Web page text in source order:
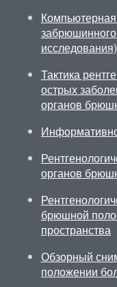
исследования)
Тактика
острых
органов
органов
брюшной
пространства
Обзорный
положении